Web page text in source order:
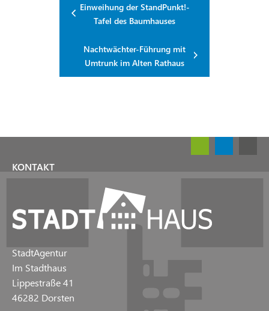
Einweihung der StandPunkt!-
Tafel des Baumhauses
Nachtwächter-Führung mit
Umtrunk im Alten Rathaus
KONTAKT
StadtAgentur
Im Stadthaus
Lippestraße 41
46282 Dorsten